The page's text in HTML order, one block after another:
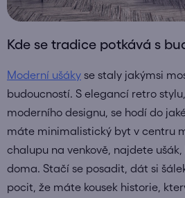
Kde se tradice potkává s
Moderní ušáky se staly jakýmsi
budoucností. S elegancí retro
moderního designu, se hodí do
máte minimalistický byt v centru
chalupu na venkově, najdete
doma. Stačí se posadit, dát si
pocit, že máte kousek historie,